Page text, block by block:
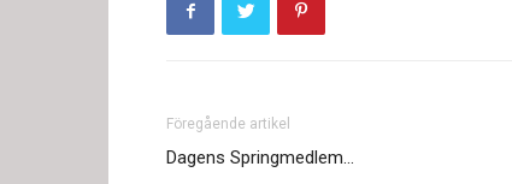
Föregående artikel
Dagens Springmedlem…